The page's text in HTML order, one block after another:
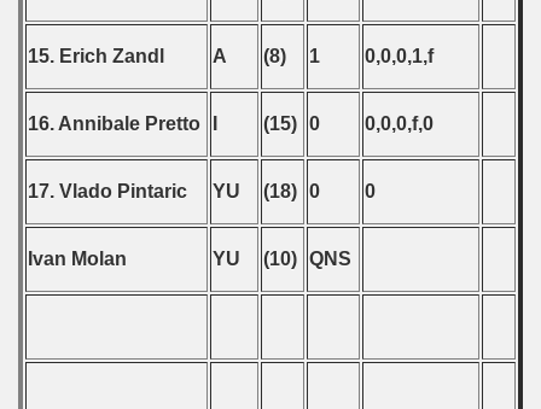
15. Erich Zandl A (8) 1 0,0,0,1,f
16. Annibale Pretto (15) 0 0,0,0,f,0
17. Vlado Pintaric YU (18) 0 0
Ivan Molan YU (10) QNS